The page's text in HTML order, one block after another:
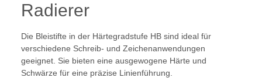
Radierer
Die Bleistifte in der Härtegradstufe HB sind ideal für
verschiedene Schreib- und Zeichenanwendungen
geeignet. Sie bieten eine ausgewogene Härte und
Schwärze für eine präzise Linienführung.